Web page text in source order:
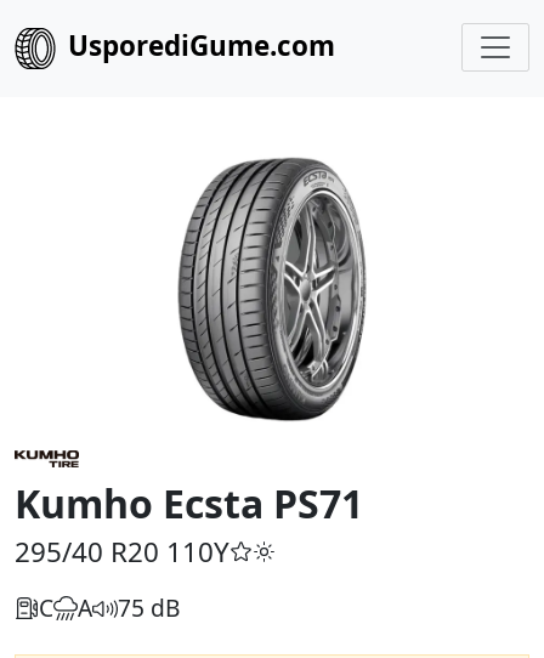
UsporediGume.com
Kumho Ecsta PS71
295/40 R20 110Y
C A 75 dB